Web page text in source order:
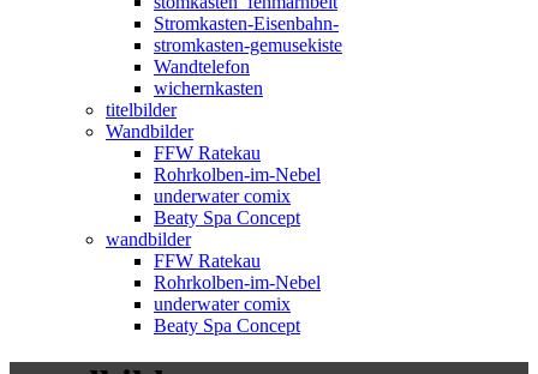
Stromkasten-Eisenbahn-
stromkasten-gemusekiste
Wandtelefon
wichernkasten
titelbilder
Wandbilder
FFW Ratekau
Rohrkolben-im-Nebel
underwater comix
Beaty Spa Concept
wandbilder
FFW Ratekau
Rohrkolben-im-Nebel
underwater comix
Beaty Spa Concept